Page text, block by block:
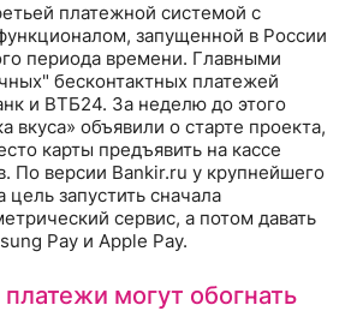
платежной системой с
запущенной в России
периода времени. Главными
бесконтактных платежей
и ВТБ24. За неделю до этого
вкуса» объявили о старте проекта,
карты предъявить на кассе
По версии Bankir.ru у крупнейшего
запустить сначала
сервис, а потом давать
Pay и Apple Pay.
могут обогнать